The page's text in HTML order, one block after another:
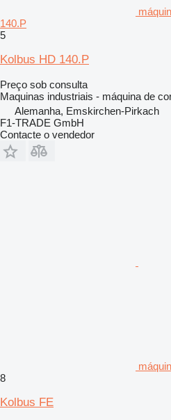
140.P
5
Kolbus HD 140.P
Preço sob consulta
Maquinas industriais - máquina de
Alemanha, Emskirchen-Pirkach
F1-TRADE GmbH
Contacte o vendedor
8
Kolbus FE